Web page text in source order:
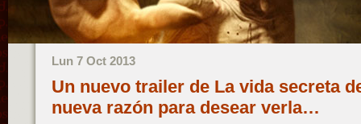
Lun 7 Oct 2013
Un nuevo trailer de La vida secreta
nueva razón para desear verla…